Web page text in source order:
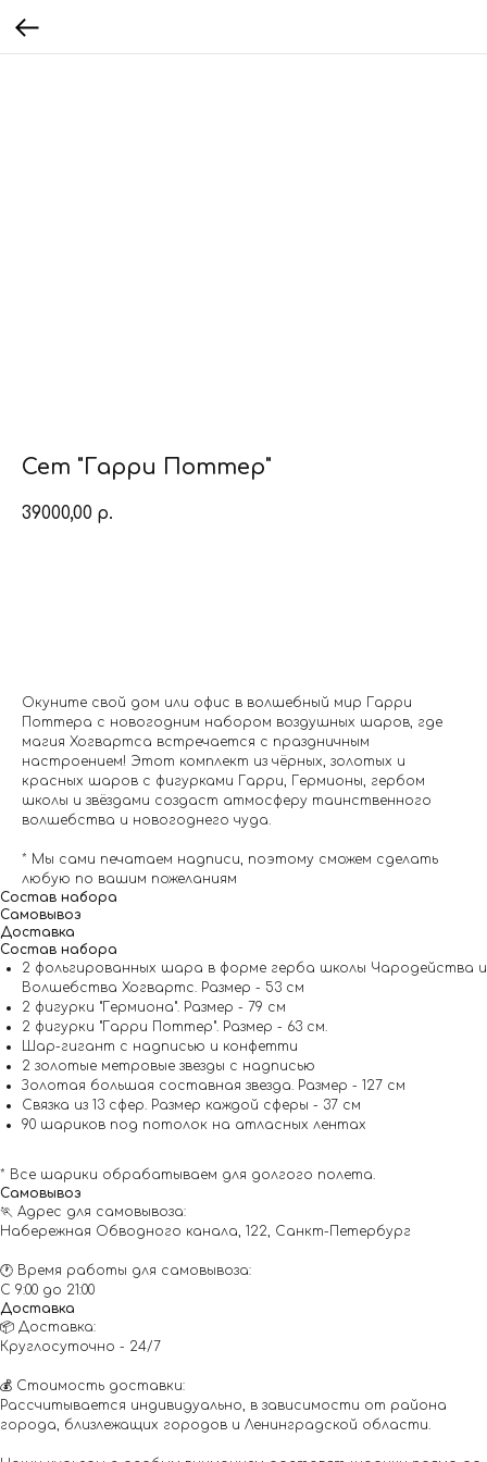
Сет "Гарри Поттер"
39000,00 р.
Окуните свой дом или офис в волшебный мир Гарри
Поттера с новогодним набором воздушных шаров, где
магия Хогвартса встречается с праздничным
настроением! Этот комплект из чёрных, золотых и
красных шаров с фигурками Гарри, Гермионы, гербом
школы и звёздами создаст атмосферу таинственного
волшебства и новогоднего чуда.
* Мы сами печатаем надписи, поэтому сможем сделать
любую по вашим пожеланиям
Состав набора
Самовывоз
Доставка
Состав набора
2 фольгированных шара в форме герба школы Чародейства и
Волшебства Хогвартс. Размер - 53 см
2 фигурки "Гермиона". Размер - 79 см
2 фигурки "Гарри Поттер". Размер - 63 см.
Шар-гигант с надписью и конфетти
2 золотые метровые звезды с надписью
Золотая большая составная звезда. Размер - 127 см
Связка из 13 сфер. Размер каждой сферы - 37 см
90 шариков под потолок на атласных лентах
* Все шарики обрабатываем для долгого полета.
Самовывоз
🏃 Адрес для самовывоза:
Набережная Обводного канала, 122, Санкт-Петербург
🕐 Время работы для самовывоза:
С 9:00 до 21:00
Доставка
📦 Доставка:
Круглосуточно - 24/7
💰 Стоимость доставки:
Рассчитывается индивидуально, в зависимости от района
города, близлежащих городов и Ленинградской области.